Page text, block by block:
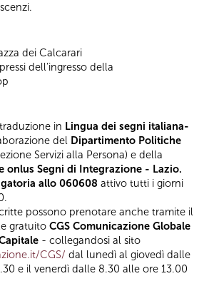
dei Calcarari
dell’ingresso della
in Lingua dei segni italiana-
del Dipartimento Politiche
Servizi alla Persona) e della
onlus Segni di Integrazione - Lazio.
allo 060608 attivo tutti i giorni
possono prenotare anche tramite il
gratuito CGS Comunicazione Globale
- collegandosi al sito
CGS/ dal lunedì al giovedì dalle
e il venerdì dalle 8.30 alle ore 13.00